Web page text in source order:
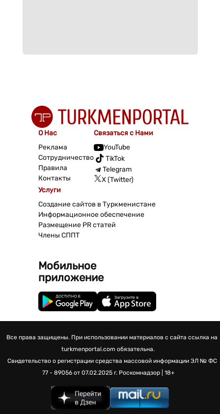
О Нас
Реклама
Сотрудничество
Правила
Контакты
Связаться с Нами
YouTube
TikTok
Telegram
X (Twitter)
Услуги
Создание сайтов в Туркменистане
Информационное обеспечение
Размещение PR статей
Члены СППТ
Мобильное
приложение
Все права защищены. При использовании материалов с сайта ссылка на
turkmenportal.com обязательна.
Свидетельство о регистрации средства массовой информации ЭЛ № ФС
77 - 89056 от 07.02.2025 г. Роскомнадзор | 18+